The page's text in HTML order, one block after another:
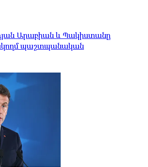
Արաբիան և Պակիստանը
պաշտպանական